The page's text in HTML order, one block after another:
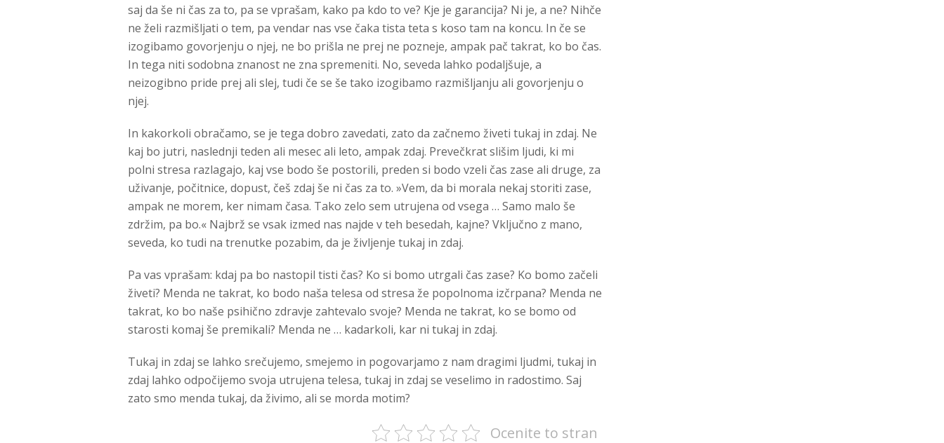
saj da še ni čas za to, pa se vprašam, kako pa kdo to ve? Kje je garancija? Ni je, a ne? Nihče
ne želi razmišljati o tem, pa vendar nas vse čaka tista teta s koso tam na koncu. In če se
izogibamo govorjenju o njej, ne bo prišla ne prej ne pozneje, ampak pač takrat, ko bo čas.
In tega niti sodobna znanost ne zna spremeniti. No, seveda lahko podaljšuje, a
neizogibno pride prej ali slej, tudi če se še tako izogibamo razmišljanju ali govorjenju o
njej.
In kakorkoli obračamo, se je tega dobro zavedati, zato da začnemo živeti tukaj in zdaj. Ne
kaj bo jutri, naslednji teden ali mesec ali leto, ampak zdaj. Prevečkrat slišim ljudi, ki mi
polni stresa razlagajo, kaj vse bodo še postorili, preden si bodo vzeli čas zase ali druge, za
uživanje, počitnice, dopust, češ zdaj še ni čas za to. »Vem, da bi morala nekaj storiti zase,
ampak ne morem, ker nimam časa. Tako zelo sem utrujena od vsega … Samo malo še
zdržim, pa bo.« Najbrž se vsak izmed nas najde v teh besedah, kajne? Vključno z mano,
seveda, ko tudi na trenutke pozabim, da je življenje tukaj in zdaj.
Pa vas vprašam: kdaj pa bo nastopil tisti čas? Ko si bomo utrgali čas zase? Ko bomo začeli
živeti? Menda ne takrat, ko bodo naša telesa od stresa že popolnoma izčrpana? Menda ne
takrat, ko bo naše psihično zdravje zahtevalo svoje? Menda ne takrat, ko se bomo od
starosti komaj še premikali? Menda ne … kadarkoli, kar ni tukaj in zdaj.
Tukaj in zdaj se lahko srečujemo, smejemo in pogovarjamo z nam dragimi ljudmi, tukaj in
zdaj lahko odpočijemo svoja utrujena telesa, tukaj in zdaj se veselimo in radostimo. Saj
zato smo menda tukaj, da živimo, ali se morda motim?
Ocenite to stran